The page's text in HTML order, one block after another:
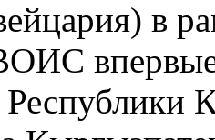
в
впервые